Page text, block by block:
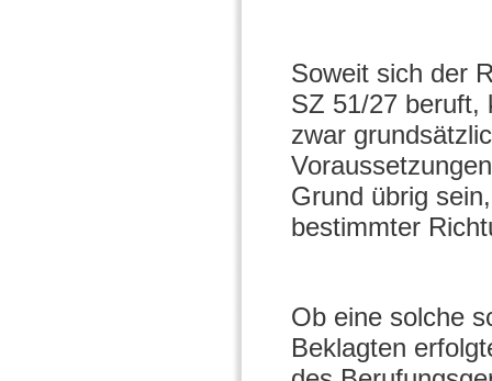
Soweit sich der
SZ 51/27 beruft,
zwar
Grund übrig
bestimmter
Ob eine solche
Beklagten